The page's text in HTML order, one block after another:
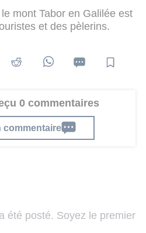
mont Tabor en Galilée est
et des pèlerins.
0 commentaires
commentaire
été posté. Soyez le premier